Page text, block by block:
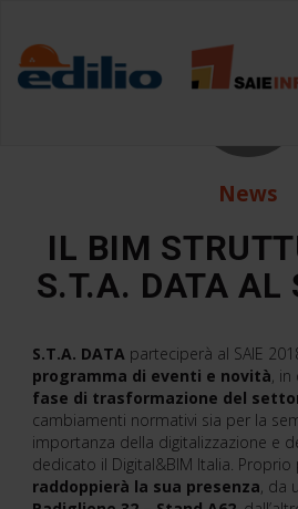
20
News
IL BIM
S.T.A. DATA AL
S.T.A. DATA parteciperà al SAIE
programma di eventi e novità, in
fase di trasformazione del
cambiamenti normativi sia per la
importanza della digitalizzazione e
dedicato il Digital&BIM Italia. Proprio
raddoppierà la sua presenza, da